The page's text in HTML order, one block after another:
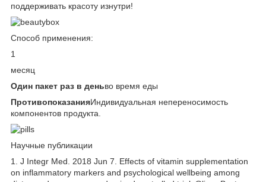
поддерживать красоту изнутри!
Способ применения:
1
месяц
Один пакет раз в деньво время еды
ПротивопоказанияИндивидуальная непереносимость
компонентов продукта.
Научные публикации
1. J Integr Med. 2018 Jun 7. Effects of vitamin supplementation
on inflammatory markers and psychological wellbeing among